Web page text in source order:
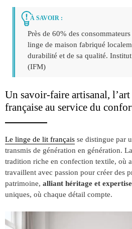
À SAVOIR :
Près de 60% des
linge de maison fabriqué
durabilité et de sa qualité.
(IFM)
Un savoir-faire artisanal,
française au service du
Le linge de lit français se distingue par
transmis de génération en génération.
tradition riche en confection textile, où
travaillent avec passion pour créer des
patrimoine, alliant héritage et expertise
uniques, où chaque détail compte.